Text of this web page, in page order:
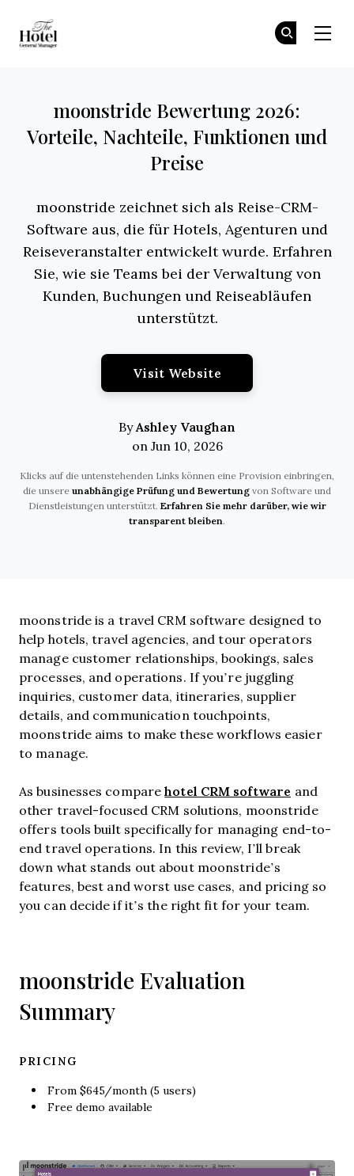
moonstride Bewertung 2026:
Vorteile, Nachteile, Funktionen und
Preise
moonstride zeichnet sich als Reise-CRM-
Software aus, die für Hotels, Agenturen und
Reiseveranstalter entwickelt wurde. Erfahren
Sie, wie sie Teams bei der Verwaltung von
Kunden, Buchungen und Reiseabläufen
unterstützt.
Visit Website
ByAshley Vaughan
on Jun 10, 2026
Klicks auf die untenstehenden Links können eine Provision einbringen,
die unsereunabhängige Prüfung und Bewertungvon Software und
Dienstleistungen unterstützt. Erfahren Sie mehr darüber, wie wir
transparent bleiben.
moonstride is a travel CRM software designed to
help hotels, travel agencies, and tour operators
manage customer relationships, bookings, sales
processes, and operations. If you’re juggling
inquiries, customer data, itineraries, supplier
details, and communication touchpoints,
moonstride aims to make these workflows easier
to manage.
As businesses comparehotel CRM software and
other travel-focused CRM solutions, moonstride
offers tools built specifically for managing end-to-
end travel operations. In this review, I’ll break
down what stands out about moonstride’s
features, best and worst use cases, and pricing so
you can decide if it’s the right fit for your team.
moonstride Evaluation
Summary
PRICING
From $645/month (5 users)
Free demo available